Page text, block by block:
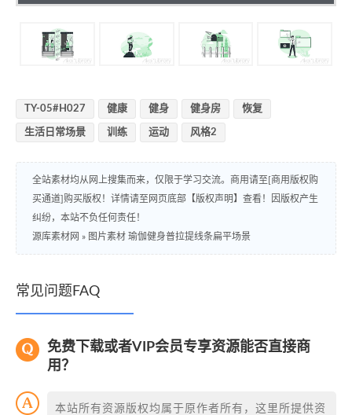
TY-05#H027 健康 健身 健身房 恢复
生活日常场景 训练 运动 风格2
全站素材均从网上搜集而来，仅限于学习交流。商用请至[商用版权购
买通道]购买版权！详情请至网页底部【版权声明】查看！因版权产生
纠纷，本站不负任何责任！
源库素材网 » 图片素材 瑜伽健身普拉提线条扁平场景
常见问题FAQ
免费下载或者VIP会员专享资源能否直接商
用？
本站所有资源版权均属于原作者所有，这里所提供资